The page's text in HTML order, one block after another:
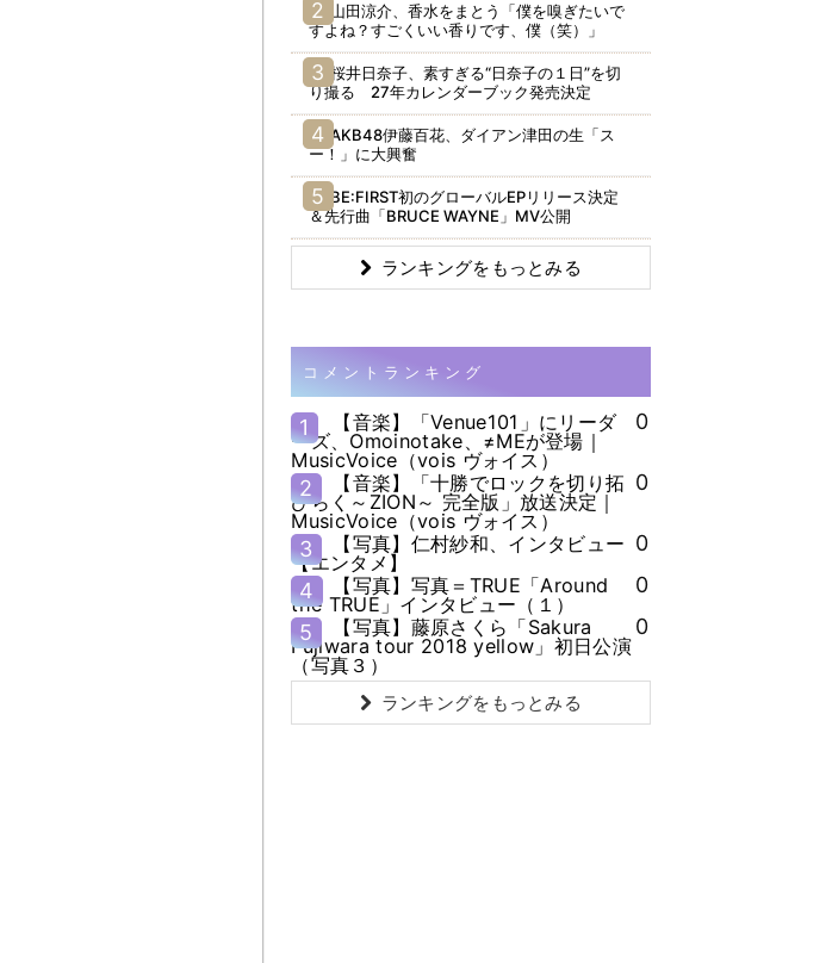
山田涼介、香水をまとう「僕を嗅ぎたいで
すよね？すごくいい香りです、僕（笑）」
桜井日奈子、素すぎる“日奈子の１日”を切
り撮る 27年カレンダーブック発売決定
AKB48伊藤百花、ダイアン津田の生「ス
ー！」に大興奮
BE:FIRST初のグローバルEPリリース決定
＆先行曲「BRUCE WAYNE」MV公開
ランキングをもっとみる
コメントランキング
1
【音楽】「Venue101」にリーダ
ーズ、Omoinotake、≠MEが登場｜
MusicVoice（vois ヴォイス）
0
2
【音楽】「十勝でロックを切り拓
ひらく～ZION～ 完全版」放送決定｜
MusicVoice（vois ヴォイス）
0
3
【写真】仁村紗和、インタビュー
【エンタメ】
0
4
【写真】写真＝TRUE「Around
the TRUE」インタビュー（１）
0
5
【写真】藤原さくら「Sakura
Fujiwara tour 2018 yellow」初日公演
（写真３）
0
ランキングをもっとみる